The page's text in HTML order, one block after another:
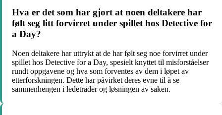
Hva er det som har gjort at noen deltakere har
følt seg litt forvirret under spillet hos Detective for
a Day?
Noen deltakere har uttrykt at de har følt seg noe forvirret under
spillet hos Detective for a Day, spesielt knyttet til misforståelser
rundt oppgavene og hva som forventes av dem i løpet av
etterforskningen. Dette har påvirket deres evne til å se
sammenhengen i ledetråder og løsningen av saken.